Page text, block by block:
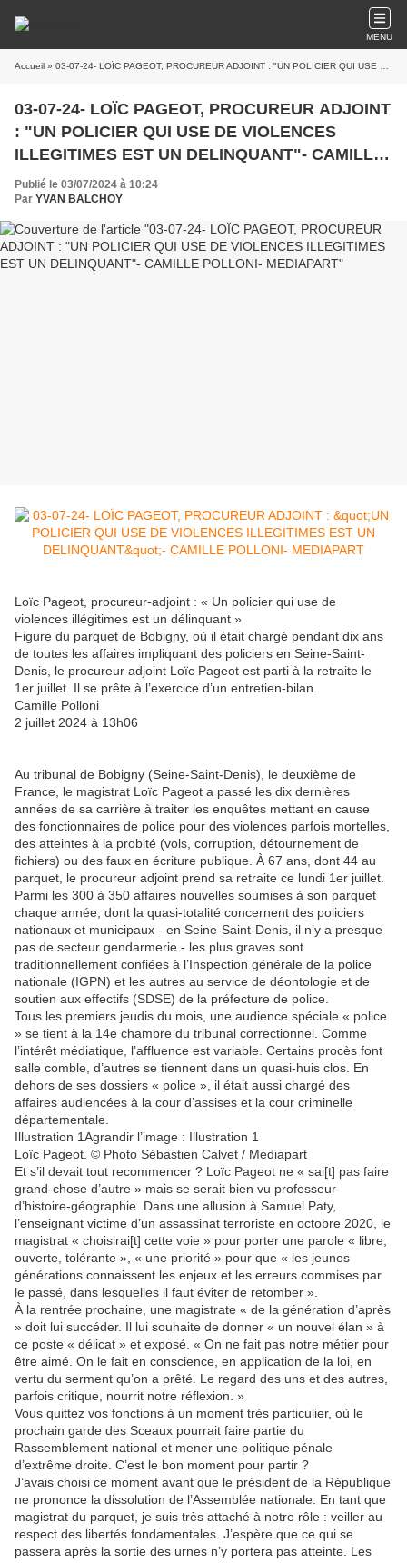
MENU
Accueil » 03-07-24- LOÏC PAGEOT, PROCUREUR ADJOINT : "UN POLICIER QUI USE DE VIOLENCES ILLEGITIMES EST UN DELINQUANT"- CAMILLE POLLONI- MEDIAPART
03-07-24- LOÏC PAGEOT, PROCUREUR ADJOINT
: "UN POLICIER QUI USE DE VIOLENCES
ILLEGITIMES EST UN DELINQUANT"- CAMILLE
POLLONI- MEDIAPART
Publié le 03/07/2024 à 10:24
Par YVAN BALCHOY
Loïc Pageot, procureur-adjoint : « Un policier qui use de
violences illégitimes est un délinquant »
Figure du parquet de Bobigny, où il était chargé pendant dix ans
de toutes les affaires impliquant des policiers en Seine-Saint-
Denis, le procureur adjoint Loïc Pageot est parti à la retraite le
1er juillet. Il se prête à l’exercice d’un entretien-bilan.
Camille Polloni
2 juillet 2024 à 13h06
Au tribunal de Bobigny (Seine-Saint-Denis), le deuxième de
France, le magistrat Loïc Pageot a passé les dix dernières
années de sa carrière à traiter les enquêtes mettant en cause
des fonctionnaires de police pour des violences parfois mortelles,
des atteintes à la probité (vols, corruption, détournement de
fichiers) ou des faux en écriture publique. À 67 ans, dont 44 au
parquet, le procureur adjoint prend sa retraite ce lundi 1er juillet.
Parmi les 300 à 350 affaires nouvelles soumises à son parquet
chaque année, dont la quasi-totalité concernent des policiers
nationaux et municipaux - en Seine-Saint-Denis, il n’y a presque
pas de secteur gendarmerie - les plus graves sont
traditionnellement confiées à l’Inspection générale de la police
nationale (IGPN) et les autres au service de déontologie et de
soutien aux effectifs (SDSE) de la préfecture de police.
Tous les premiers jeudis du mois, une audience spéciale « police
» se tient à la 14e chambre du tribunal correctionnel. Comme
l’intérêt médiatique, l’affluence est variable. Certains procès font
salle comble, d’autres se tiennent dans un quasi-huis clos. En
dehors de ses dossiers « police », il était aussi chargé des
affaires audiencées à la cour d’assises et la cour criminelle
départementale.
Illustration 1Agrandir l’image : Illustration 1
Loïc Pageot. © Photo Sébastien Calvet / Mediapart
Et s’il devait tout recommencer ? Loïc Pageot ne « sai[t] pas faire
grand-chose d’autre » mais se serait bien vu professeur
d’histoire-géographie. Dans une allusion à Samuel Paty,
l’enseignant victime d’un assassinat terroriste en octobre 2020, le
magistrat « choisirai[t] cette voie » pour porter une parole « libre,
ouverte, tolérante », « une priorité » pour que « les jeunes
générations connaissent les enjeux et les erreurs commises par
le passé, dans lesquelles il faut éviter de retomber ».
À la rentrée prochaine, une magistrate « de la génération d’après
» doit lui succéder. Il lui souhaite de donner « un nouvel élan » à
ce poste « délicat » et exposé. « On ne fait pas notre métier pour
être aimé. On le fait en conscience, en application de la loi, en
vertu du serment qu’on a prêté. Le regard des uns et des autres,
parfois critique, nourrit notre réflexion. »
Vous quittez vos fonctions à un moment très particulier, où le
prochain garde des Sceaux pourrait faire partie du
Rassemblement national et mener une politique pénale
d’extrême droite. C’est le bon moment pour partir ?
J’avais choisi ce moment avant que le président de la République
ne prononce la dissolution de l’Assemblée nationale. En tant que
magistrat du parquet, je suis très attaché à notre rôle : veiller au
respect des libertés fondamentales. J’espère que ce qui se
passera après la sortie des urnes n’y portera pas atteinte. Les